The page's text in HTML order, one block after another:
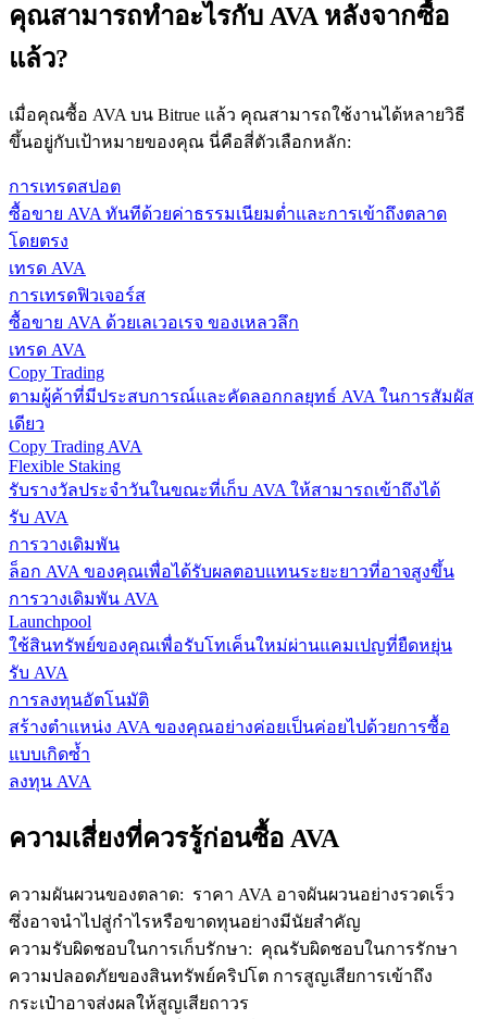
คุณสามารถทำอะไรกับ AVA หลังจากซื้อ
แล้ว?
เมื่อคุณซื้อ AVA บน Bitrue แล้ว คุณสามารถใช้งานได้หลายวิธี
ขึ้นอยู่กับเป้าหมายของคุณ นี่คือสี่ตัวเลือกหลัก:
การเทรดสปอต
ซื้อขาย AVA ทันทีด้วยค่าธรรมเนียมต่ำและการเข้าถึงตลาด
โดยตรง
เทรด AVA
การเทรดฟิวเจอร์ส
ซื้อขาย AVA ด้วยเลเวอเรจ ของเหลวลึก
เทรด AVA
Copy Trading
ตามผู้ค้าที่มีประสบการณ์และคัดลอกกลยุทธ์ AVA ในการสัมผัส
เดียว
Copy Trading AVA
Flexible Staking
รับรางวัลประจำวันในขณะที่เก็บ AVA ให้สามารถเข้าถึงได้
รับ AVA
การวางเดิมพัน
ล็อก AVA ของคุณเพื่อได้รับผลตอบแทนระยะยาวที่อาจสูงขึ้น
การวางเดิมพัน AVA
Launchpool
ใช้สินทรัพย์ของคุณเพื่อรับโทเค็นใหม่ผ่านแคมเปญที่ยืดหยุ่น
รับ AVA
การลงทุนอัตโนมัติ
สร้างตำแหน่ง AVA ของคุณอย่างค่อยเป็นค่อยไปด้วยการซื้อ
แบบเกิดซ้ำ
ลงทุน AVA
ความเสี่ยงที่ควรรู้ก่อนซื้อ AVA
ความผันผวนของตลาด: ราคา AVA อาจผันผวนอย่างรวดเร็ว
ซึ่งอาจนำไปสู่กำไรหรือขาดทุนอย่างมีนัยสำคัญ
ความรับผิดชอบในการเก็บรักษา: คุณรับผิดชอบในการรักษา
ความปลอดภัยของสินทรัพย์คริปโต การสูญเสียการเข้าถึง
กระเป๋าอาจส่งผลให้สูญเสียถาวร